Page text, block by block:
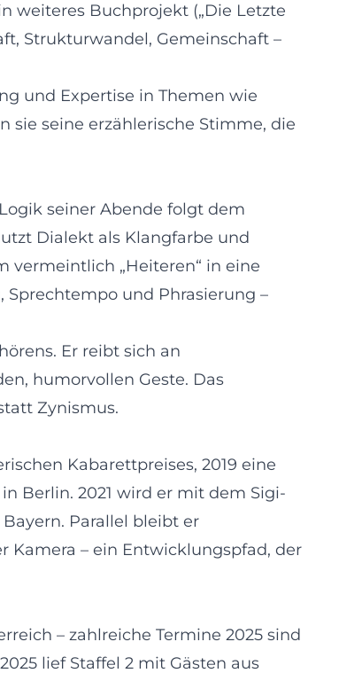
weiteres Buchprojekt („Die Letzte
Strukturwandel, Gemeinschaft –
und Expertise in Themen wie
sie seine erzählerische Stimme, die
seiner Abende folgt dem
Dialekt als Klangfarbe und
vermeintlich „Heiteren“ in eine
und Phrasierung –
Er reibt sich an
humorvollen Geste. Das
Zynismus.
Kabarettpreises, 2019 eine
Berlin. 2021 wird er mit dem Sigi-
Parallel bleibt er
Kamera – ein Entwicklungspfad, der
– zahlreiche Termine 2025 sind
lief Staffel 2 mit Gästen aus